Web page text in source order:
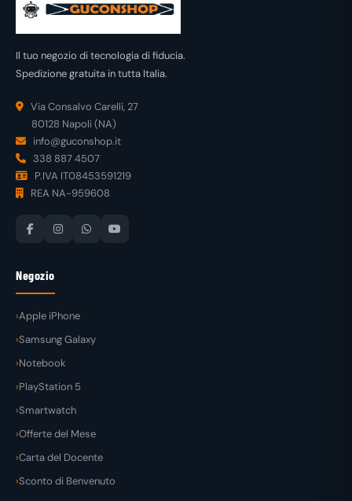
Il tuo negozio di tecnologia di fiducia.
Spedizione gratuita in tutta Italia.
Via Consalvo Carelli, 27
80128 Napoli (NA)
info@guconshop.it
338 887 4507
P.IVA IT08453591219
REA NA-959608
Negozio
Apple iPhone
Samsung Galaxy
Notebook
PlayStation 5
Smartwatch
Offerte del Mese
Carta del Docente
Sconto di Benvenuto